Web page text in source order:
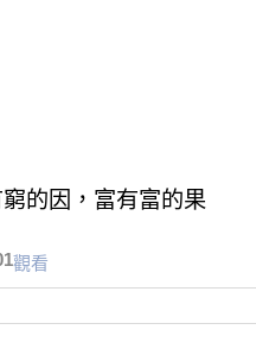
的因，富有富的果
觀看